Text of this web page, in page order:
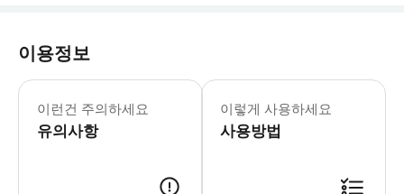
이용정보
이런건 주의하세요
유의사항
‣ 어린이 키에 대한 기준이 매우 엄격
이렇게 사용하세요
사용방법